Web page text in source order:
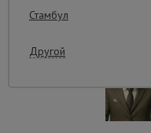
Стамбул
Другой